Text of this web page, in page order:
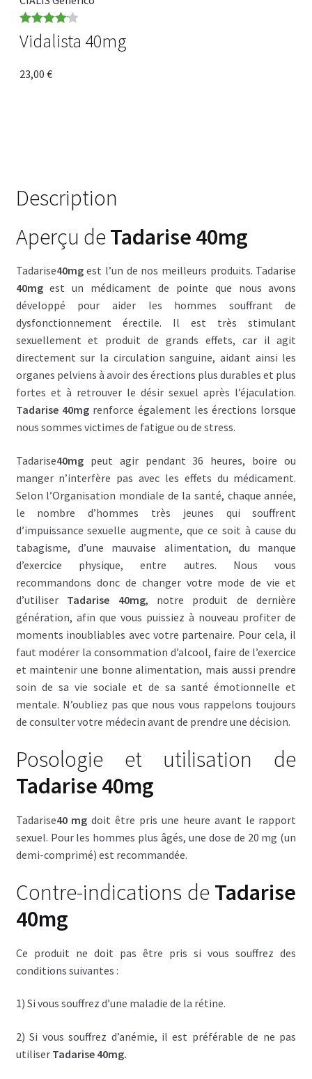
Note
4.14
Vidalista 40mg
23,00 €
Description
Aperçu deTadarise 40mg
Tadarise40mgest l’un de nos meilleurs produits. Tadarise
40mgest un médicament de pointe que nous avons
développé pour aider les hommes souffrant de
dysfonctionnement érectile. Il est très stimulant
sexuellement et produit de grands effets, car il agit
directement sur la circulation sanguine, aidant ainsi les
organes pelviens à avoir des érections plus durables et plus
fortes et à retrouver le désir sexuel après l’éjaculation.
Tadarise 40mgrenforce également les érections lorsque
nous sommes victimes de fatigue ou de stress.
Tadarise40mgpeut agir pendant 36 heures, boire ou
manger n’interfère pas avec les effets du médicament.
Selon l’Organisation mondiale de la santé, chaque année,
le nombre d’hommes très jeunes qui souffrent
d’impuissance sexuelle augmente, que ce soit à cause du
tabagisme, d’une mauvaise alimentation, du manque
d’exercice physique, entre autres. Nous vous
recommandons donc de changer votre mode de vie et
d’utiliser Tadarise 40mg, notre produit de dernière
génération, afin que vous puissiez à nouveau profiter de
moments inoubliables avec votre partenaire. Pour cela, il
faut modérer la consommation d’alcool, faire de l’exercice
et maintenir une bonne alimentation, mais aussi prendre
soin de sa vie sociale et de sa santé émotionnelle et
mentale. N’oubliez pas que nous vous rappelons toujours
de consulter votre médecin avant de prendre une décision.
Posologie et utilisation de
Tadarise 40mg
Tadarise40 mg doit être pris une heure avant le rapport
sexuel. Pour les hommes plus âgés, une dose de 20 mg (un
demi-comprimé) est recommandée.
Contre-indications deTadarise
40mg
Ce produit ne doit pas être pris si vous souffrez des
conditions suivantes :
1) Si vous souffrez d’une maladie de la rétine.
2) Si vous souffrez d’anémie, il est préférable de ne pas
utiliser Tadarise 40mg.